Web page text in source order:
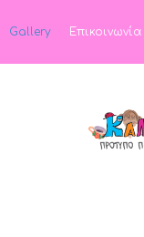
Gallery Επικοινωνία